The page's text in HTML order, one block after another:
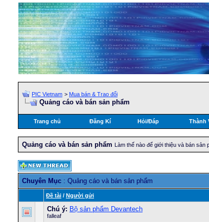
PIC Vietnam > Mua bán & Trao đổi
Quảng cáo và bán sản phẩm
Trang chủ Đăng Kí Hỏi/Ðáp Thành
Quảng cáo và bán sản phẩm Làm thế nào để giới thiệu và bán
Chuyên Mục : Quảng cáo và bán sản phẩm
Ðề tài / Người gửi
Chú ý: Bộ sản phẩm Devantech
falleaf